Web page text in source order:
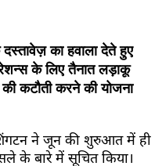
का हवाला देते हुए
के लिए तैनात लड़ाकू
कटौती करने की योजना
ने जून की शुरुआत में ही
के बारे में सूचित किया।